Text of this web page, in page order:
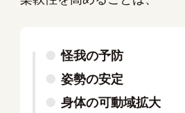
怪我の予防
姿勢の安定
身体の可動